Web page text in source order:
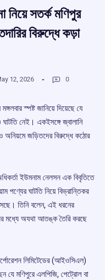
নিয়ে সতর্ক মণিপুর
বিরুদ্ধে কড়া
12, 2026 0
স্পষ্ট জানিয়ে দিয়েছে যে
নেই। একইসঙ্গে জ্বালানি
অনিয়মে জড়িতদের বিরুদ্ধে কঠোর
ইউমনাম নেলসন এক বিবৃতিতে
পণ্যের ঘাটতি নিয়ে বিভ্রান্তিকর
তিনি বলেন, এই ধরনের
মধ্যে অযথা আতঙ্ক তৈরি করছে
লিমিটেডের (আইওসিএল)
যে মণিপুরে এলপিজি, পেট্রোল বা